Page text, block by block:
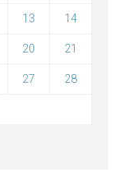
13 14
20 21
27 28